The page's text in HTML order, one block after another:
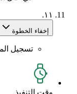
١١.
إخفاء الخطوة
تسجيل
وقت التنفيذ